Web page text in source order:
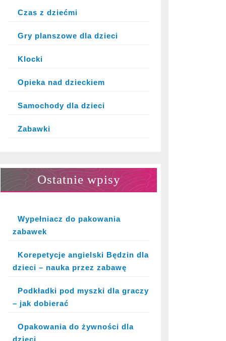
Czas z dziećmi
Gry planszowe dla dzieci
Klocki
Opieka nad dzieckiem
Samochody dla dzieci
Zabawki
Ostatnie wpisy
Wypełniacz do pakowania
zabawek
Korepetycje angielski Będzin dla
dzieci – nauka przez zabawę
Podkładki pod myszki dla graczy
– jak dobierać
Opakowania do żywności dla
dzieci